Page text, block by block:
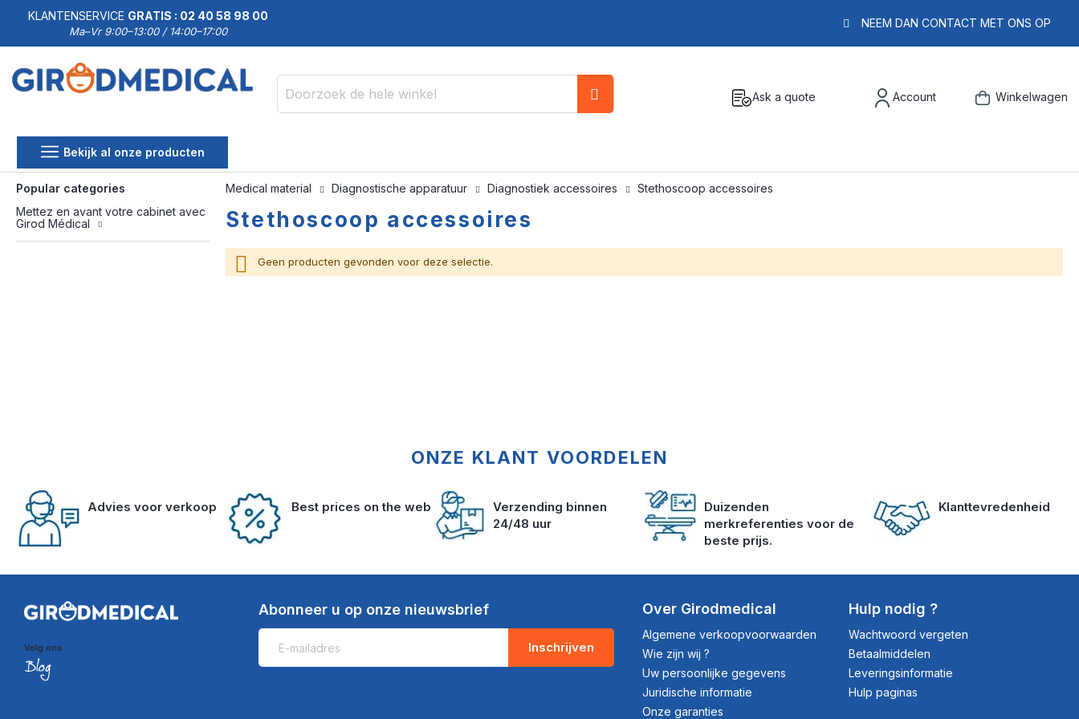
KLANTENSERVICE GRATIS : 02 40 58 98 00
Ma–Vr 9:00–13:00 / 14:00–17:00
NEEM DAN CONTACT MET ONS OP
Ask a quote Account Winkelwagen
Bekijk al onze producten
Medical material Diagnostische apparatuur Diagnostiek accessoires Stethoscoop accessoires
Stethoscoop accessoires
Geen producten gevonden voor deze selectie.
Popular categories
Mettez en avant votre cabinet avec
Girod Médical
ONZE KLANT VOORDELEN
Advies voor verkoop Best prices on the web
Verzending binnen
24/48 uur
Duizenden
merkreferenties voor de
beste prijs.
Klanttevredenheid
Volg ons
Abonneer u op onze nieuwsbrief
Inschrijven
Over Girodmedical
Algemene verkoopvoorwaarden
Wie zijn wij ?
Uw persoonlijke gegevens
Juridische informatie
Onze garanties
Hulp nodig ?
Wachtwoord vergeten
Betaalmiddelen
Leveringsinformatie
Hulp paginas